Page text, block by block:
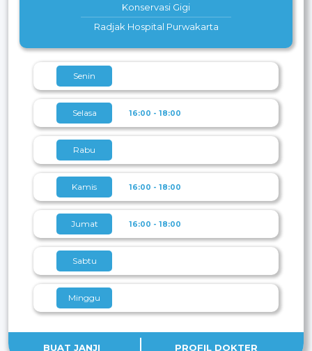
Konservasi Gigi
Radjak Hospital Purwakarta
Senin
Selasa 16:00 - 18:00
Rabu
Kamis 16:00 - 18:00
Jumat 16:00 - 18:00
Sabtu
Minggu
BUAT JANJI PROFIL DOKTER